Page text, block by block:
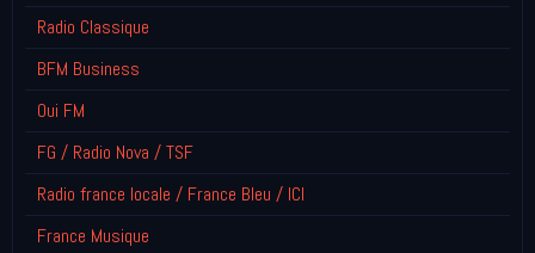
Radio Classique
BFM Business
Oui FM
FG / Radio Nova / TSF
Radio france locale / France Bleu / ICI
France Musique